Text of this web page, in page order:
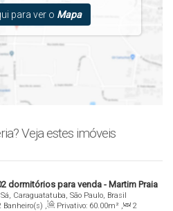
para ver o Mapa
Veja estes imóveis
dormitórios para venda - Martim Praia
Caraguatatuba/SP
Caraguatatuba, São Paulo, Brasil
Banheiro(s) , Privativo: 60.00m² ,
2